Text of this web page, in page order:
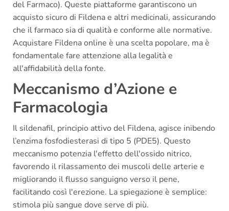
del Farmaco). Queste piattaforme garantiscono un
acquisto sicuro di Fildena e altri medicinali, assicurando
che il farmaco sia di qualità e conforme alle normative.
Acquistare Fildena online è una scelta popolare, ma è
fondamentale fare attenzione alla legalità e
all'affidabilità della fonte.
Meccanismo d’Azione e
Farmacologia
Il sildenafil, principio attivo del Fildena, agisce inibendo
l’enzima fosfodiesterasi di tipo 5 (PDE5). Questo
meccanismo potenzia l'effetto dell'ossido nitrico,
favorendo il rilassamento dei muscoli delle arterie e
migliorando il flusso sanguigno verso il pene,
facilitando così l'erezione. La spiegazione è semplice:
stimola più sangue dove serve di più.